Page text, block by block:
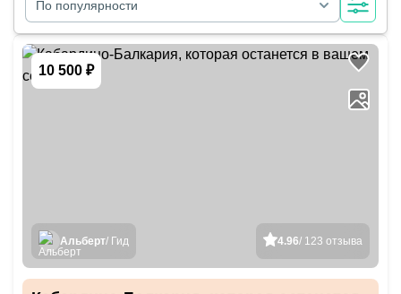
По популярности
10 500 ₽
4.96/ 123 отзыва
Альберт/ Гид